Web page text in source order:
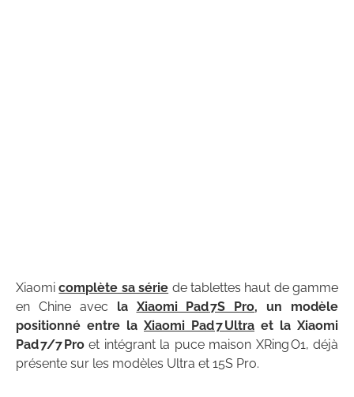
Xiaomicomplète sa série de tablettes haut de gamme
en Chine avec la Xiaomi Pad 7S Pro, un modèle
positionné entre la Xiaomi Pad 7 Ultra et la Xiaomi
Pad 7/7 Proet intégrant la puce maison XRing O1, déjà
présente sur les modèles Ultra et 15S Pro.